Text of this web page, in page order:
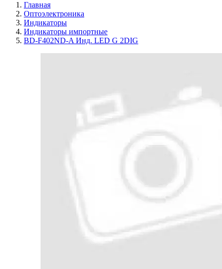
Главная
Оптоэлектроника
Индикаторы
Индикаторы импортные
BD-F402ND-A Инд. LED G 2DIG